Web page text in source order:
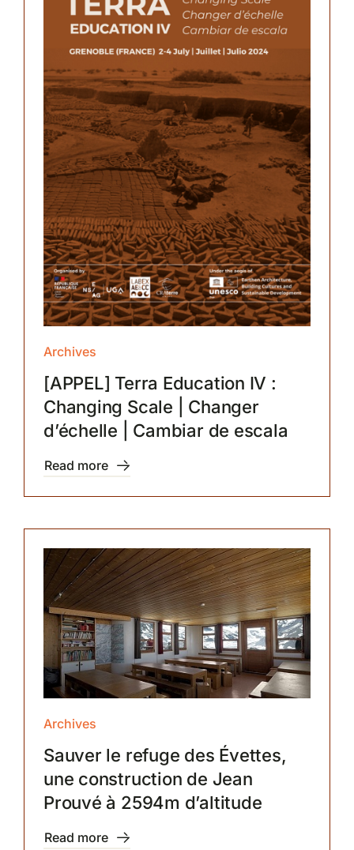
Partnerships
Archives
[APPEL] Terra Education IV :
Changing Scale | Changer
d’échelle | Cambiar de escala
Read more
Archives
Sauver le refuge des Évettes,
une construction de Jean
Prouvé à 2594m d’altitude
Read more